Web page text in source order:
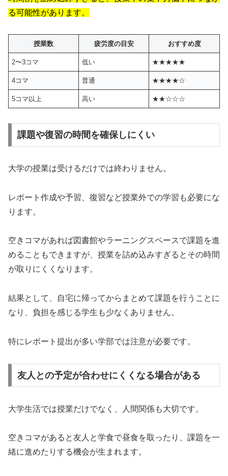
る可能性があります。
授業数 疲労度の目安 おすすめ度
2〜3コマ 低い ★★★★★
4コマ 普通 ★★★★☆
5コマ以上 高い ★★☆☆☆
課題や復習の時間を確保しにくい
大学の授業は受けるだけでは終わりません。
レポート作成や予習、復習など授業外での学習も必要にな
ります。
空きコマがあれば図書館やラーニングスペースで課題を進
めることもできますが、授業を詰め込みすぎるとその時間
が取りにくくなります。
結果として、自宅に帰ってからまとめて課題を行うことに
なり、負担を感じる学生も少なくありません。
特にレポート提出が多い学部では注意が必要です。
友人との予定が合わせにくくなる場合がある
大学生活では授業だけでなく、人間関係も大切です。
空きコマがあると友人と学食で昼食を取ったり、課題を一
緒に進めたりする機会が生まれます。